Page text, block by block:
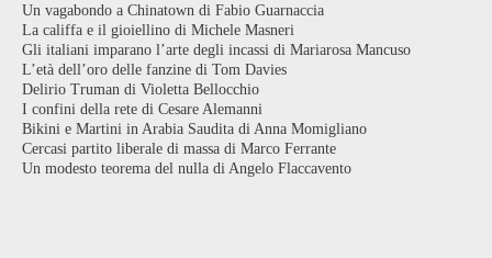
Un vagabondo a Chinatown di Fabio Guarnaccia
La califfa e il gioiellino di Michele Masneri
Gli italiani imparano l’arte degli incassi di Mariarosa Mancuso
L’età dell’oro delle fanzine di Tom Davies
Delirio Truman di Violetta Bellocchio
I confini della rete di Cesare Alemanni
Bikini e Martini in Arabia Saudita di Anna Momigliano
Cercasi partito liberale di massa di Marco Ferrante
Un modesto teorema del nulla di Angelo Flaccavento